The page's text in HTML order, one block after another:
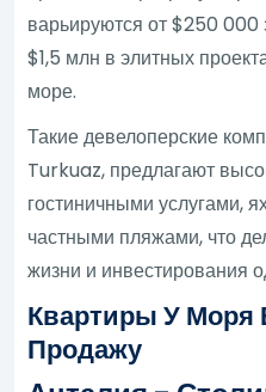
варьируются от $250 000
$1,5 млн в элитных
море.
Такие девелоперские
Turkuaz, предлагают
гостиничными услугами,
частными пляжами, что
жизни и инвестирования
Квартиры У Моря
Продажу